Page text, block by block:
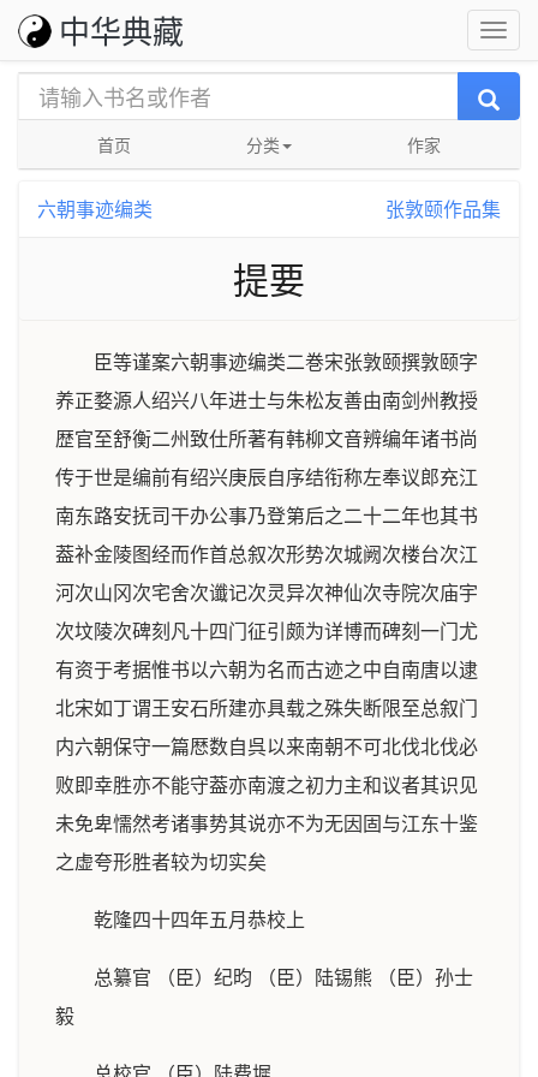
中华典藏
首页 分类 作家
六朝事迹编类 张敦颐作品集
提要
臣等谨案六朝事迹编类二巻宋张敦颐撰敦颐字
养正婺源人绍兴八年进士与朱松友善由南剑州教授
歴官至舒衡二州致仕所著有韩柳文音辨编年诸书尚
传于世是编前有绍兴庚辰自序结衔称左奉议郎充江
南东路安抚司干办公事乃登第后之二十二年也其书
葢补金陵图经而作首总叙次形势次城阙次楼台次江
河次山冈次宅舍次谶记次灵异次神仙次寺院次庙宇
次坟陵次碑刻凡十四门征引颇为详博而碑刻一门尤
有资于考据惟书以六朝为名而古迹之中自南唐以逮
北宋如丁谓王安石所建亦具载之殊失断限至总叙门
内六朝保守一篇厯数自呉以来南朝不可北伐北伐必
败即幸胜亦不能守葢亦南渡之初力主和议者其识见
未免卑懦然考诸事势其说亦不为无因固与江东十鉴
之虚夸形胜者较为切实矣
乾隆四十四年五月恭校上
总纂官 （臣）纪昀 （臣）陆锡熊 （臣）孙士
毅